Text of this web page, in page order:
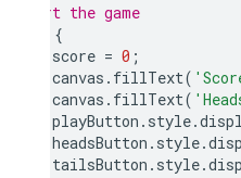
// Start the game
{
score = 0 ;
canvas . fillText(
canvas . fillText(
playButton . style.
headsButton . style.
tailsButton . style.